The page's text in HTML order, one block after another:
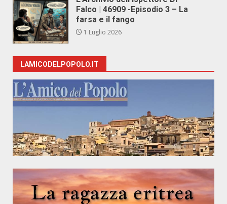
Falco | 46909 -Episodio 3 – La
farsa e il fango
1 Luglio 2026
LAMICODELPOPOLO.IT